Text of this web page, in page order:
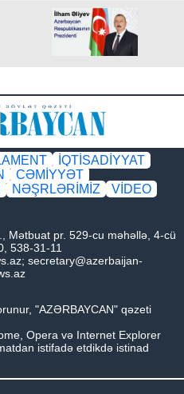
İQTİSADİYYAT
CƏMİYYƏT
NƏŞRLƏRİMİZ
VİDEO
Mətbuat pr. 529-cu məhəllə, 4-cü
538-31-11
; secretary@azerbaijan-
"AZƏRBAYCAN" qəzeti
Opera və Internet Explorer
istifadə etdikdə istinad